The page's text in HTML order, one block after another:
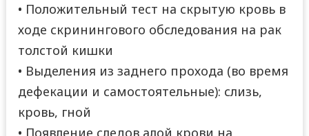
• Положительный тест на скрытую кровь в
ходе скринингового обследования на рак
толстой кишки
• Выделения из заднего прохода (во время
дефекации и самостоятельные): слизь,
кровь, гной